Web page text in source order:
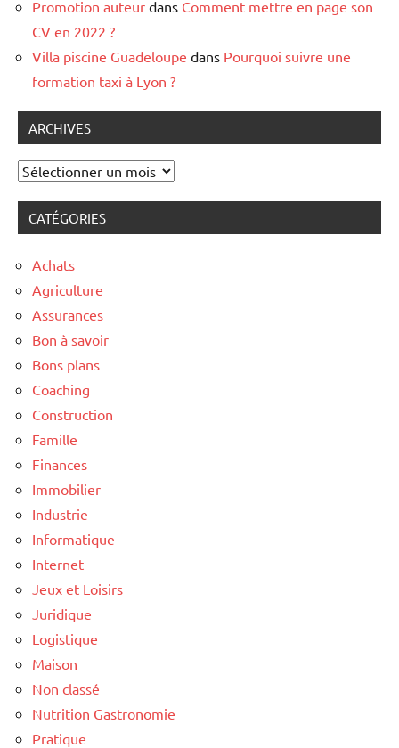
Promotion auteur dans Comment mettre en page son
CV en 2022 ?
Villa piscine Guadeloupe dans Pourquoi suivre une
formation taxi à Lyon ?
ARCHIVES
Archives
CATÉGORIES
Achats
Agriculture
Assurances
Bon à savoir
Bons plans
Coaching
Construction
Famille
Finances
Immobilier
Industrie
Informatique
Internet
Jeux et Loisirs
Juridique
Logistique
Maison
Non classé
Nutrition Gastronomie
Pratique